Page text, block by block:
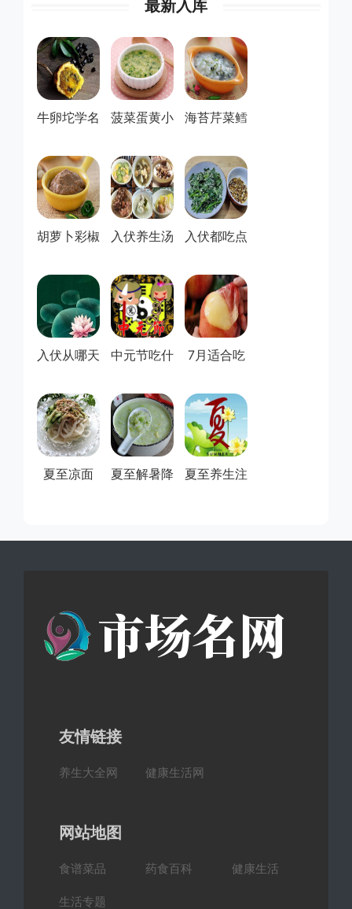
最新入库
牛卵坨学名
卵坨...
菠菜蛋黄小
上...
海苔芹菜鳕
上...
胡萝卜彩椒
宝...
入伏养生汤
荐6...
入伏都吃点
天吃...
入伏从哪天
中元节吃什
半鬼...
7月适合吃
些-...
夏至凉面
夏至解暑降
夏至养生注
友情链接
养生大全网 健康生活网
网站地图
食谱菜品 药食百科 健康生活
生活专题